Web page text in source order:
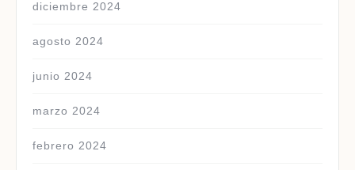
diciembre 2024
agosto 2024
junio 2024
marzo 2024
febrero 2024